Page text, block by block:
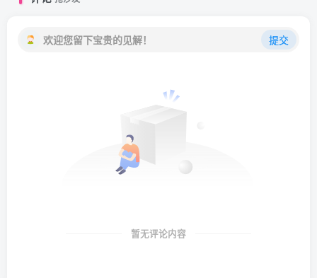
欢迎您留下宝贵的见解！ 提交
暂无评论内容